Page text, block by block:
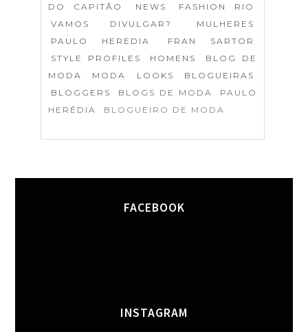
DO CAPITÃO
NEWS
FASHION RIO
VAMOS DIVULGAR?
MULHERES
PAULO HEREDIA
FRAN SARTOR
STYLE PROFILES
HOMENS
BLOG DE
MODA
MODA LOOKS
BLOGUEIRAS
BLOGGERS
BLOGS DE MODA
PAULO
HERÉDIA
BLOGUEIRO DE MODA
FACEBOOK
INSTAGRAM